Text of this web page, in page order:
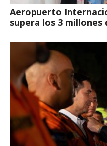
Aeropuerto
supera los 3